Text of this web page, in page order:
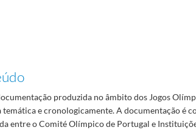
produzida no âmbito dos Jogos
temática e cronologicamente. A documentação é
entre o Comité Olímpico de Portugal e